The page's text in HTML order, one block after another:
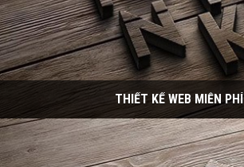
THIẾT KẾ WEB MIỄN PHÍ